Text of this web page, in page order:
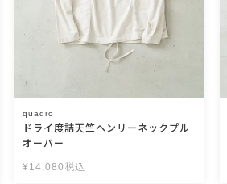
quadro
ドライ度詰天竺ヘンリーネックプル
オーバー
¥14,080 税込